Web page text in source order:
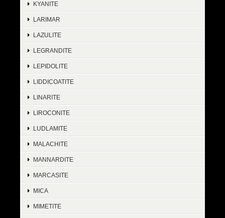
KYANITE
LARIMAR
LAZULITE
LEGRANDITE
LEPIDOLITE
LIDDICOATITE
LINARITE
LIROCONITE
LUDLAMITE
MALACHITE
MANNARDITE
MARCASITE
MICA
MIMETITE